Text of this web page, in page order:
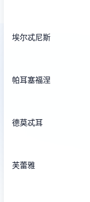
埃尔忒尼斯
帕耳塞福涅
德莫忒耳
芙蕾雅